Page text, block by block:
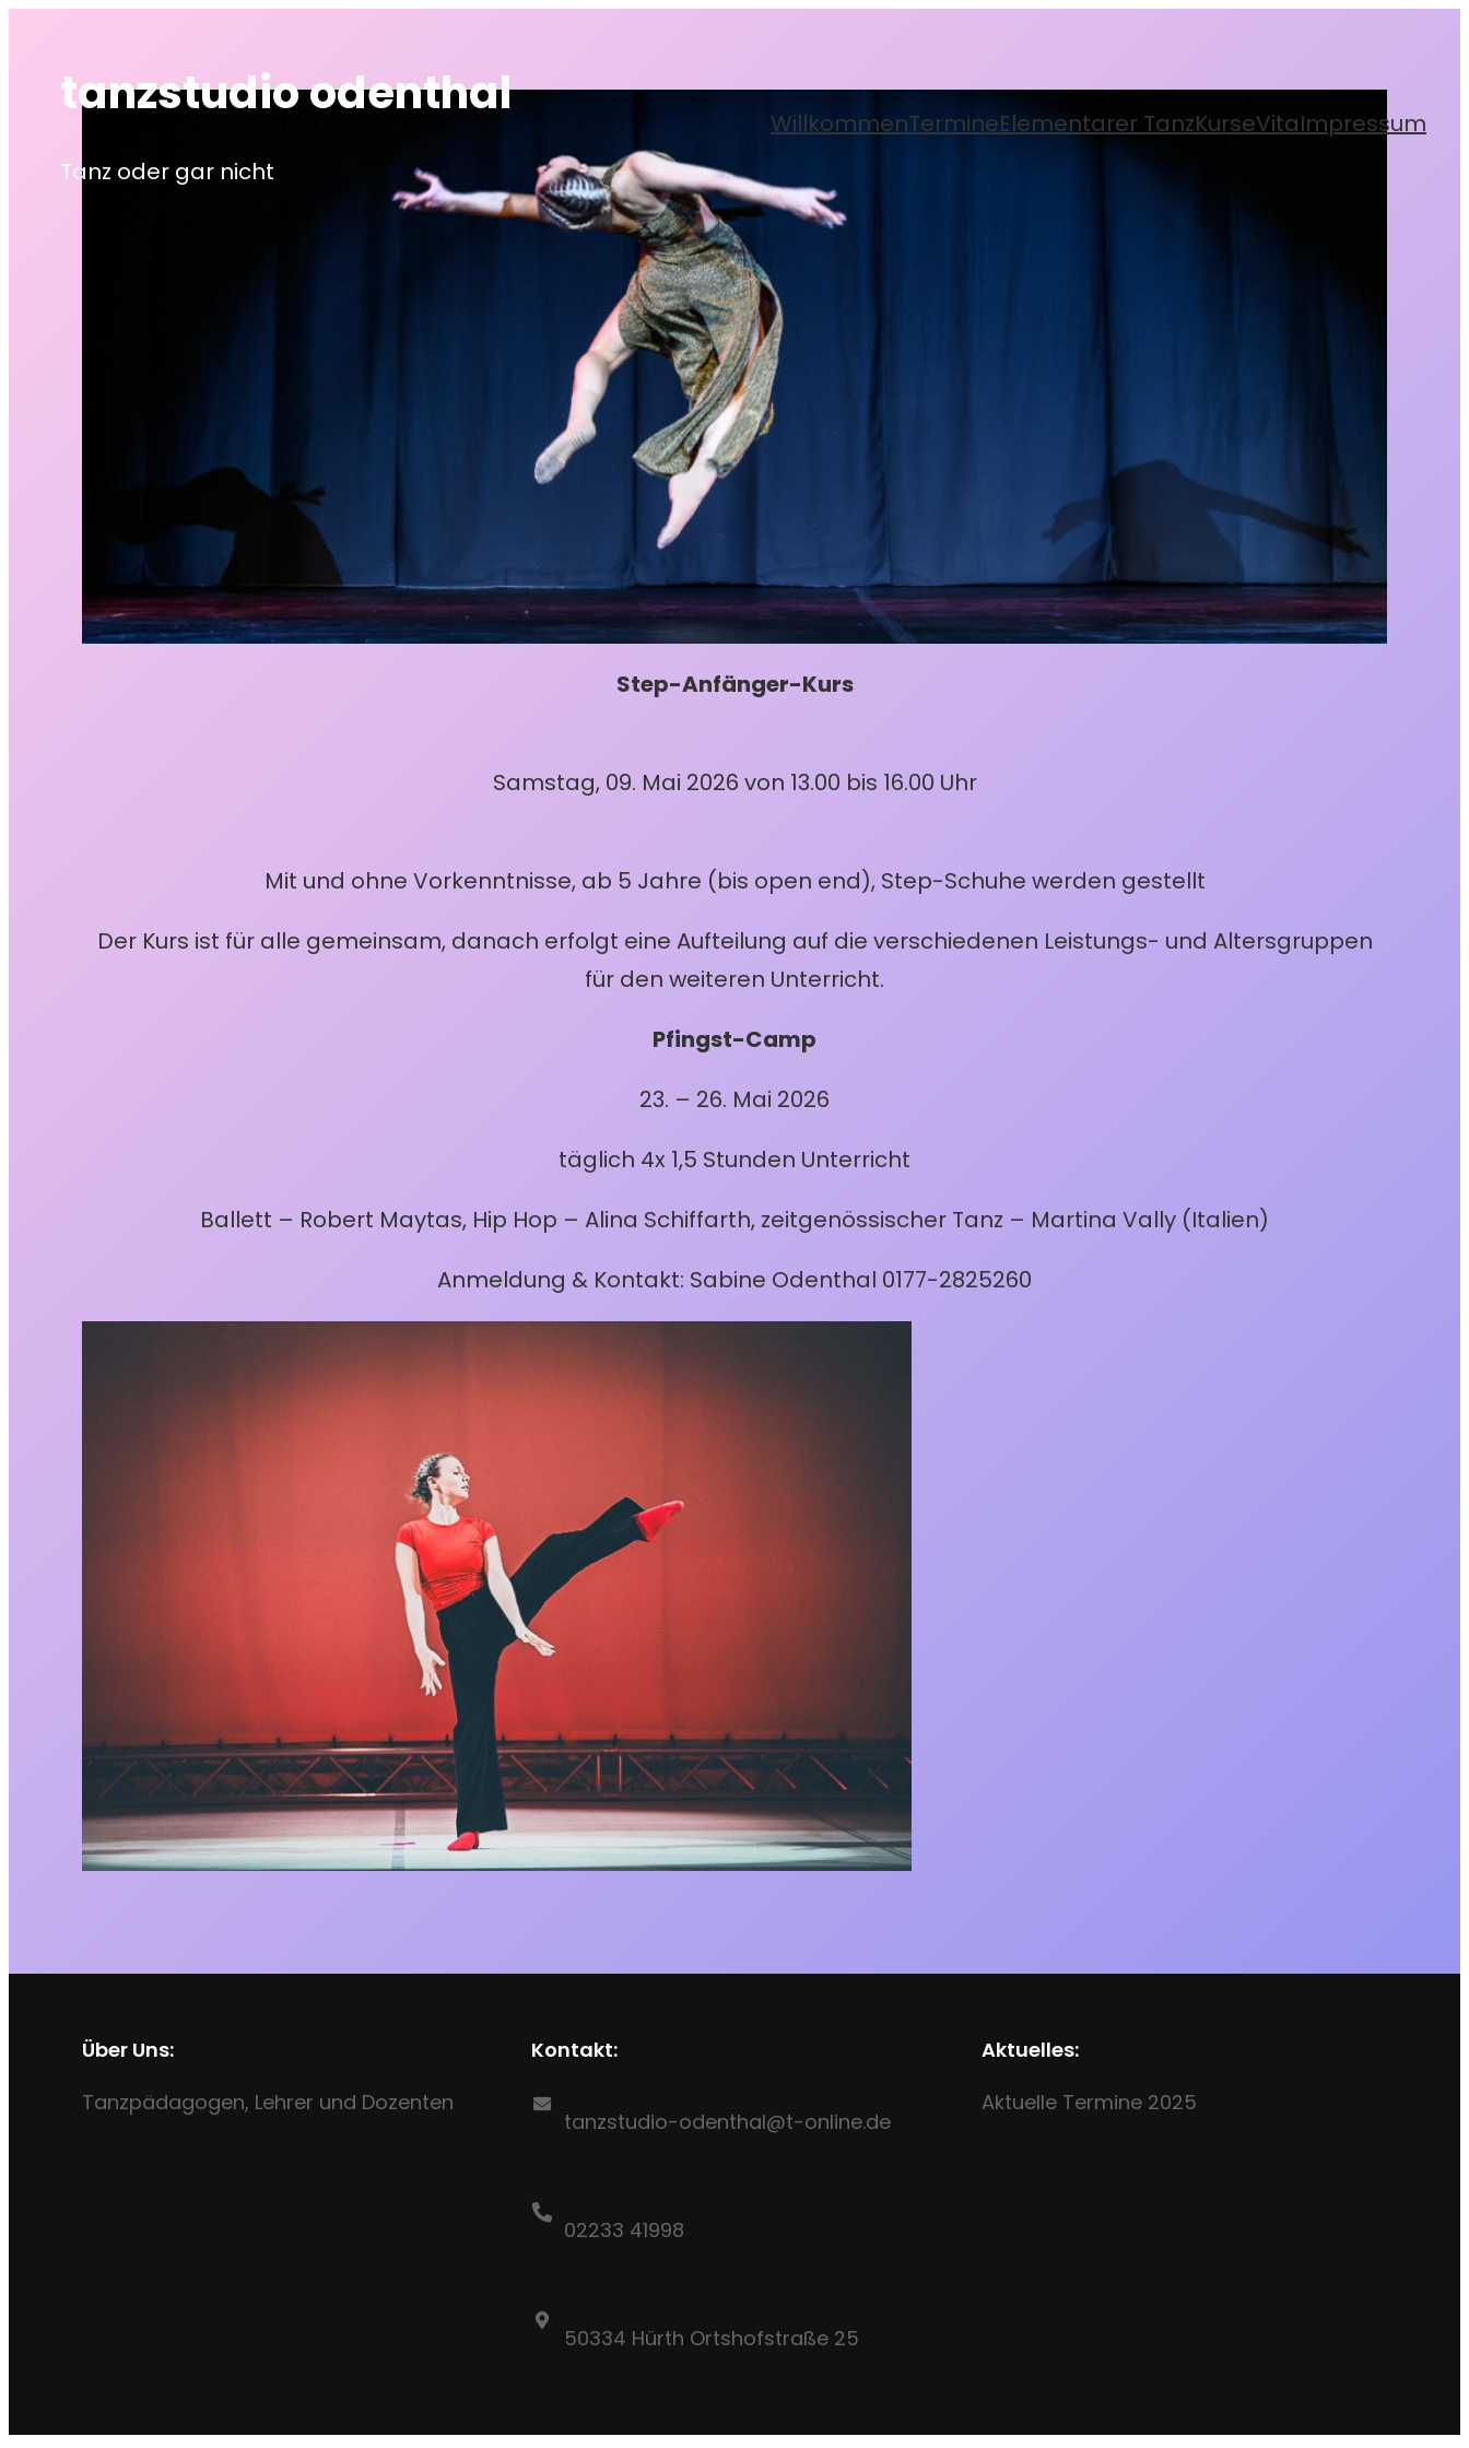
springen
tanzstudio odenthal
Tanz oder gar nicht
WillkommenTermineElementarer TanzKurseVitaImpressum
Step-Anfänger-Kurs
Samstag, 09. Mai 2026 von 13.00 bis 16.00 Uhr
Mit und ohne Vorkenntnisse, ab 5 Jahre (bis open end), Step-Schuhe werden gestellt
Der Kurs ist für alle gemeinsam, danach erfolgt eine Aufteilung auf die verschiedenen Leistungs- und Altersgruppen
für den weiteren Unterricht.
Pfingst-Camp
23. – 26. Mai 2026
täglich 4x 1,5 Stunden Unterricht
Ballett – Robert Maytas, Hip Hop – Alina Schiffarth, zeitgenössischer Tanz – Martina Vally (Italien)
Anmeldung & Kontakt: Sabine Odenthal 0177-2825260
Über Uns:
Tanzpädagogen, Lehrer und Dozenten
Kontakt:
tanzstudio-odenthal@t-online.de
02233 41998
50334 Hürth Ortshofstraße 25
Aktuelles:
Aktuelle Termine 2025